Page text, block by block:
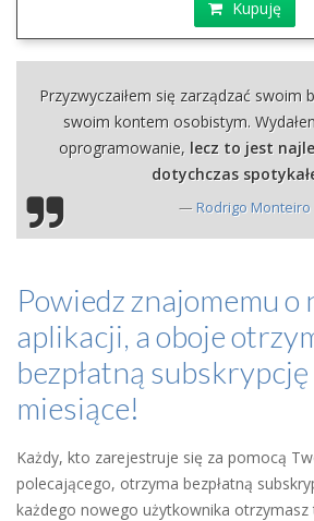
Kupuję
Przyzwyczaiłem się zarządzać swoim
swoim kontem osobistym.
oprogramowanie, lecz to jest
dotychczas
Rodrigo Monteiro
Powiedz znajomemu o
aplikacji, a oboje
bezpłatną subskrypcję
miesiące!
Każdy, kto zarejestruje się za pomocą
polecającego, otrzyma bezpłatną
każdego nowego użytkownika